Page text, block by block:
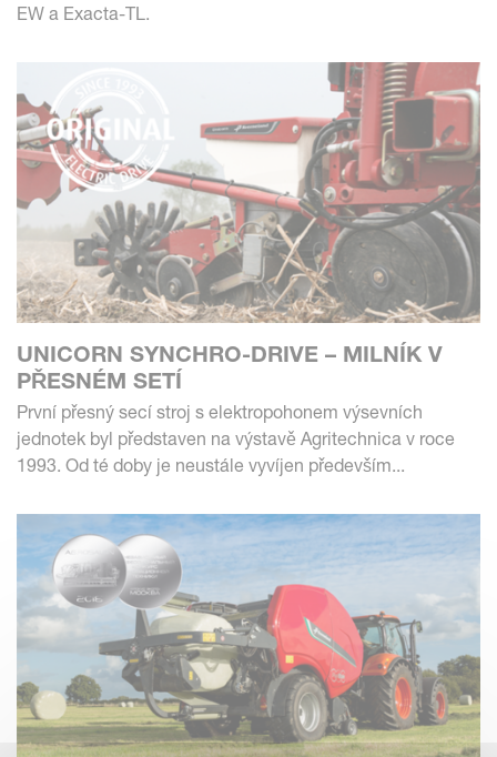
EW a Exacta-TL.
UNICORN SYNCHRO-DRIVE – MILNÍK V
PŘESNÉM SETÍ
První přesný secí stroj s elektropohonem výsevních
jednotek byl představen na výstavě Agritechnica v roce
1993. Od té doby je neustále vyvíjen především...